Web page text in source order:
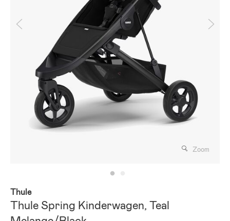
Zoom
Thule
Thule Spring Kinderwagen, Teal